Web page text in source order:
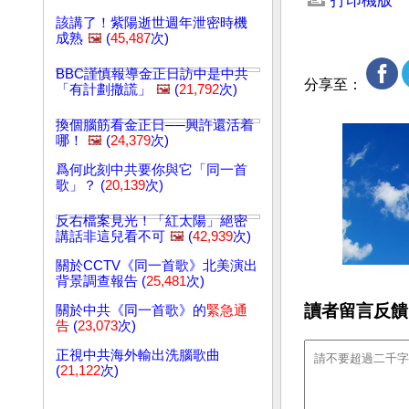
該講了！紫陽逝世週年泄密時機
成熟 🖼️ (45,487次)
BBC謹慎報導金正日訪中是中共
「有計劃撒謊」
🖼️ (21,792次)
換個腦筋看金正日──興許還活着
哪！
🖼️ (24,379次)
爲何此刻中共要你與它「同一首
歌」？ (20,139次)
反右檔案見光！「紅太陽」絕密
講話非這兒看不可 🖼️ (42,939次)
關於CCTV《同一首歌》北美演出
背景調查報告 (25,481次)
關於中共《同一首歌》的緊急通
告 (23,073次)
正視中共海外輸出洗腦歌曲
(21,122次)
分享至：
讀者留言反